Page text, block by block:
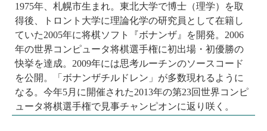
1975年、札幌市生まれ。東北大学で博士（理学）を取
得後、トロント大学に理論化学の研究員として在籍し
ていた2005年に将棋ソフト『ボナンザ』を開発。2006
年の世界コンピュータ将棋選手権に初出場・初優勝の
快挙を達成。2009年には思考ルーチンのソースコード
を公開。「ボナンザチルドレン」が多数現れるように
なる。今年5月に開催された2013年の第23回世界コンピ
ュータ将棋選手権で見事チャンピオンに返り咲く。